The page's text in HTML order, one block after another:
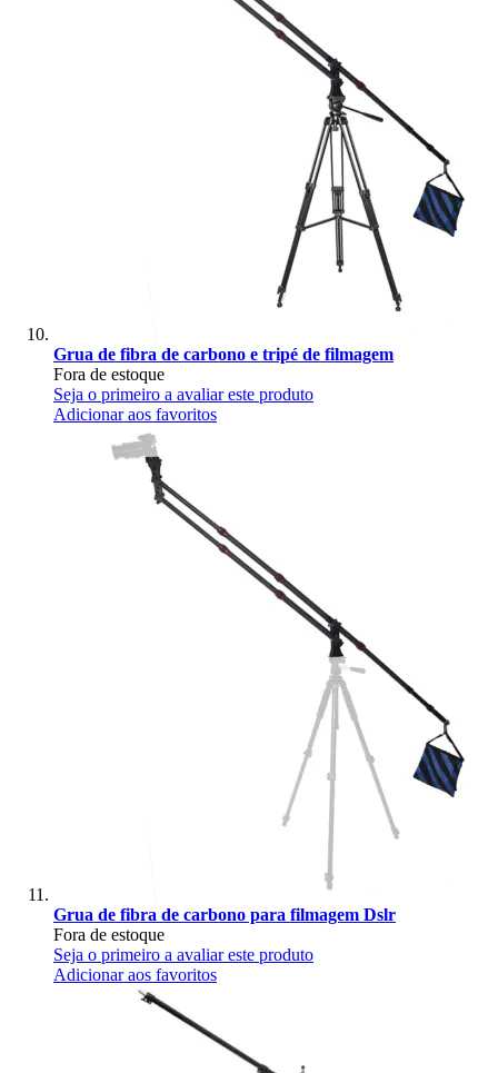
Grua de fibra de carbono e tripé de filmagem
Fora de estoque
Seja o primeiro a avaliar este produto
Adicionar aos favoritos
Grua de fibra de carbono para filmagem Dslr
Fora de estoque
Seja o primeiro a avaliar este produto
Adicionar aos favoritos